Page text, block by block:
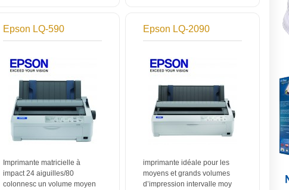
Epson LQ-590
Imprimante matricielle à
impact 24 aiguilles/80
colonnesc un volume moyen
Epson LQ-2090
imprimante idéale pour les
moyens et grands volumes
d’impression intervalle moy